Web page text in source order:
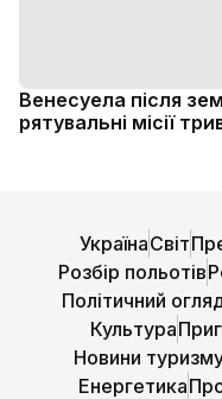
Венесуела після
рятувальні місії
УкраїнаСвіт
Розбір польотів
Політичний
Культура
Новини
Енергетика